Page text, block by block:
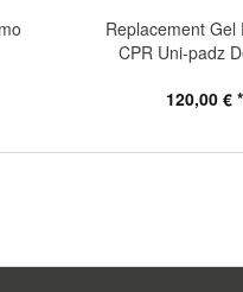
Replacement Gel
CPR Uni-padz
120,00 € *